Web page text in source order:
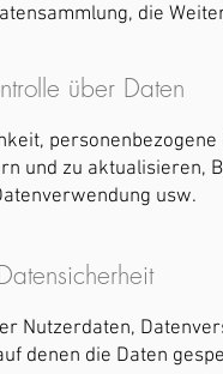
die
über Daten
und zu aktualisieren,
usw.
Nutzerdaten,
denen die Daten